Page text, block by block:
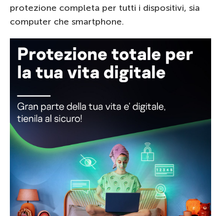
protezione completa per tutti i dispositivi, sia
computer che smartphone.